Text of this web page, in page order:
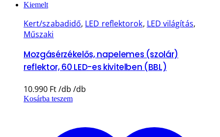
Kiemelt
Kert/szabadidő, LED reflektorok, LED világítás,
Műszaki
Mozgásérzékelős, napelemes (szolár)
reflektor, 60 LED-es kivitelben (BBL)
10.990 Ft
Kosárba teszem